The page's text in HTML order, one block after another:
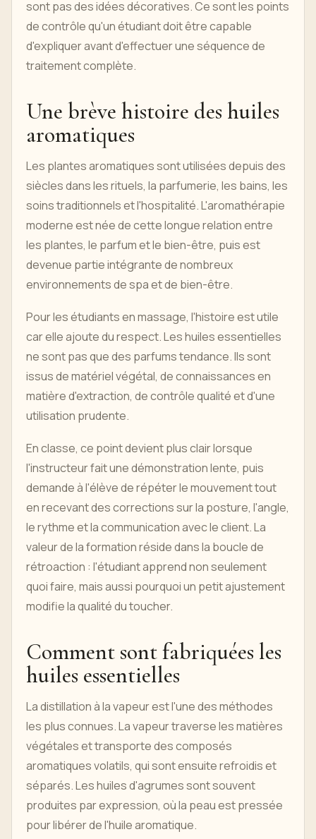
sont pas des idées décoratives. Ce sont les points
de contrôle qu'un étudiant doit être capable
d'expliquer avant d'effectuer une séquence de
traitement complète.
Une brève histoire des huiles
aromatiques
Les plantes aromatiques sont utilisées depuis des
siècles dans les rituels, la parfumerie, les bains, les
soins traditionnels et l'hospitalité. L'aromathérapie
moderne est née de cette longue relation entre
les plantes, le parfum et le bien-être, puis est
devenue partie intégrante de nombreux
environnements de spa et de bien-être.
Pour les étudiants en massage, l'histoire est utile
car elle ajoute du respect. Les huiles essentielles
ne sont pas que des parfums tendance. Ils sont
issus de matériel végétal, de connaissances en
matière d'extraction, de contrôle qualité et d'une
utilisation prudente.
En classe, ce point devient plus clair lorsque
l'instructeur fait une démonstration lente, puis
demande à l'élève de répéter le mouvement tout
en recevant des corrections sur la posture, l'angle,
le rythme et la communication avec le client. La
valeur de la formation réside dans la boucle de
rétroaction : l'étudiant apprend non seulement
quoi faire, mais aussi pourquoi un petit ajustement
modifie la qualité du toucher.
Comment sont fabriquées les
huiles essentielles
La distillation à la vapeur est l'une des méthodes
les plus connues. La vapeur traverse les matières
végétales et transporte des composés
aromatiques volatils, qui sont ensuite refroidis et
séparés. Les huiles d'agrumes sont souvent
produites par expression, où la peau est pressée
pour libérer de l'huile aromatique.